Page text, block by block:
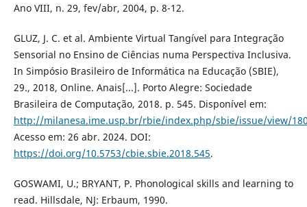
Ano VIII, n. 29, fev/abr, 2004, p. 8-12.
GLUZ, J. C. et al. Ambiente Virtual Tangível para Integração
Sensorial no Ensino de Ciências numa Perspectiva Inclusiva.
In Simpósio Brasileiro de Informática na Educação (SBIE),
29., 2018, Online. Anais[...]. Porto Alegre: Sociedade
Brasileira de Computação, 2018. p. 545. Disponível em:
http://milanesa.ime.usp.br/rbie/index.php/sbie/issue/view/
Acesso em: 26 abr. 2024. DOI:
https://doi.org/10.5753/cbie.sbie.2018.545.
GOSWAMI, U.; BRYANT, P. Phonological skills and learning to
read. Hillsdale, NJ: Erbaum, 1990.